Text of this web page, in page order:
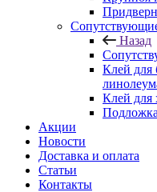
Назад
Клей для
Клей для
Акции
Новости
Доставка и оплата
Статьи
Контакты